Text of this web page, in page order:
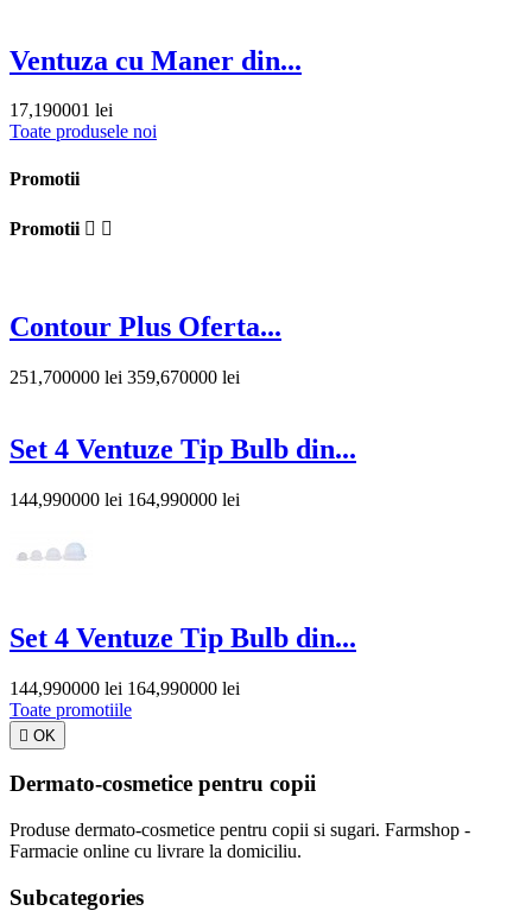
Ventuza cu Maner din...
17,190001 lei
Toate produsele noi
Promotii
Promotii  
Contour Plus Oferta...
251,700000 lei 359,670000 lei
Set 4 Ventuze Tip Bulb din...
144,990000 lei 164,990000 lei
Set 4 Ventuze Tip Bulb din...
144,990000 lei 164,990000 lei
Toate promotiile
 OK
Dermato-cosmetice pentru copii
Produse dermato-cosmetice pentru copii si sugari. Farmshop -
Farmacie online cu livrare la domiciliu.
Subcategories